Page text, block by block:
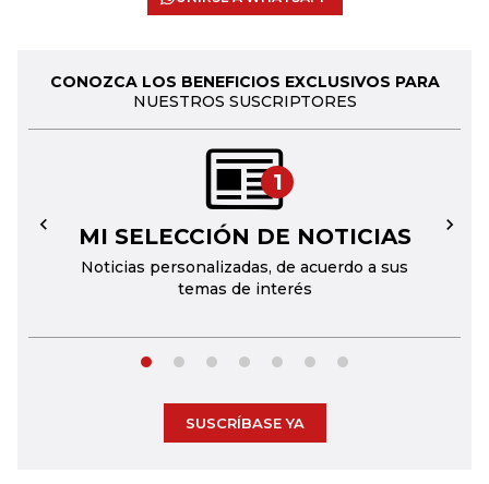
CONOZCA LOS BENEFICIOS EXCLUSIVOS PARA
NUESTROS SUSCRIPTORES
1
MI SELECCIÓN DE NOTICIAS
Noticias personalizadas, de acuerdo a sus
temas de interés
← →
SUSCRÍBASE YA